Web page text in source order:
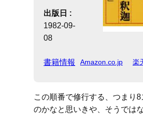
出版日 :
1982-09-
08
書籍情報 Amazon.co.jp 楽
この順番で修行する、つまり
のかなと思いきや、そうでは